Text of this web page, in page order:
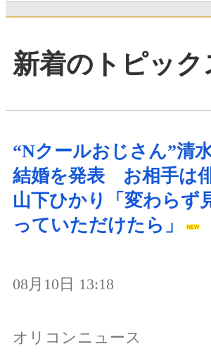
新着のトピック
“Nクールおじさん”清水
結婚を発表 お相手は
山下ひかり「変わらず
っていただけたら」
08月10日 13:18
オリコンニュース